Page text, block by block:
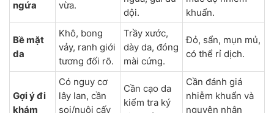
ngứa
vừa.
dội.
khuẩn.
Bề mặt
da
Khô, bong
vảy, ranh giới
tương đối rõ.
Trầy xước,
dày da, đóng
mài cứng.
Đỏ, sẩn, mụn mủ,
có thể rỉ dịch.
Gợi ý đi
khám
Có nguy cơ
lây lan, cần
soi/nuôi cấy
Cần cạo da
kiểm tra ký
Cần đánh giá
nhiễm khuẩn và
nguyên nhân